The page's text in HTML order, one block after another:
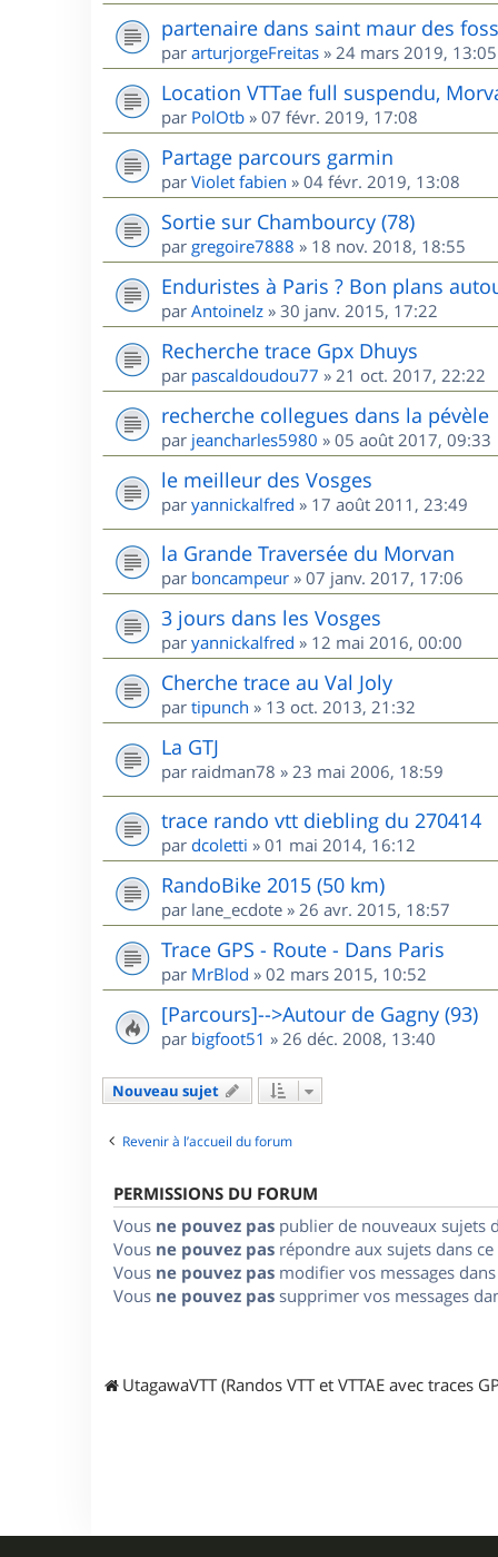
partenaire dans saint maur des
par arturjorgeFreitas » 24 mars 2019, 13:05
Location VTTae full suspendu,
par PolOtb » 07 févr. 2019, 17:08
Partage parcours garmin
par Violet fabien » 04 févr. 2019, 13:08
Sortie sur Chambourcy (78)
par gregoire7888 » 18 nov. 2018, 18:55
Enduristes à Paris ? Bon plans
par AntoineIz » 30 janv. 2015, 17:22
Recherche trace Gpx Dhuys
par pascaldoudou77 » 21 oct. 2017, 22:22
recherche collegues dans la pévèle
par jeancharles5980 » 05 août 2017, 09:33
le meilleur des Vosges
par yannickalfred » 17 août 2011, 23:49
la Grande Traversée du Morvan
par boncampeur » 07 janv. 2017, 17:06
3 jours dans les Vosges
par yannickalfred » 12 mai 2016, 00:00
Cherche trace au Val Joly
par tipunch » 13 oct. 2013, 21:32
La GTJ
par raidman78 » 23 mai 2006, 18:59
trace rando vtt diebling du 270414
par dcoletti » 01 mai 2014, 16:12
RandoBike 2015 (50 km)
par lane_ecdote » 26 avr. 2015, 18:57
Trace GPS - Route - Dans Paris
par MrBlod » 02 mars 2015, 10:52
[Parcours]-->Autour de Gagny (93)
par bigfoot51 » 26 déc. 2008, 13:40
Nouveau sujet
Revenir à l’accueil du forum
PERMISSIONS DU FORUM
Vous ne pouvez pas publier de nouveaux sujets
Vous ne pouvez pas répondre aux sujets dans
Vous ne pouvez pas modifier vos messages
Vous ne pouvez pas supprimer vos messages
UtagawaVTT (Randos VTT et VTTAE avec traces